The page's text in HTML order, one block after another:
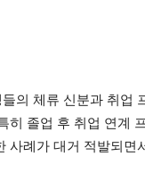
의 체류 신분과 취업
히 졸업 후 취업 연계
례가 대거 적발되면